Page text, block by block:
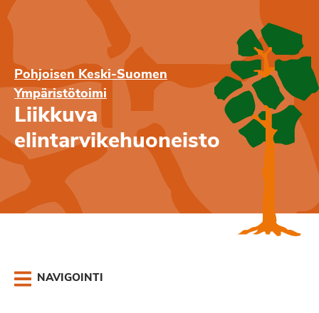
Pohjoisen Keski-Suomen
Ympäristötoimi
Liikkuva
elintarvikehuoneisto
NAVIGOINTI